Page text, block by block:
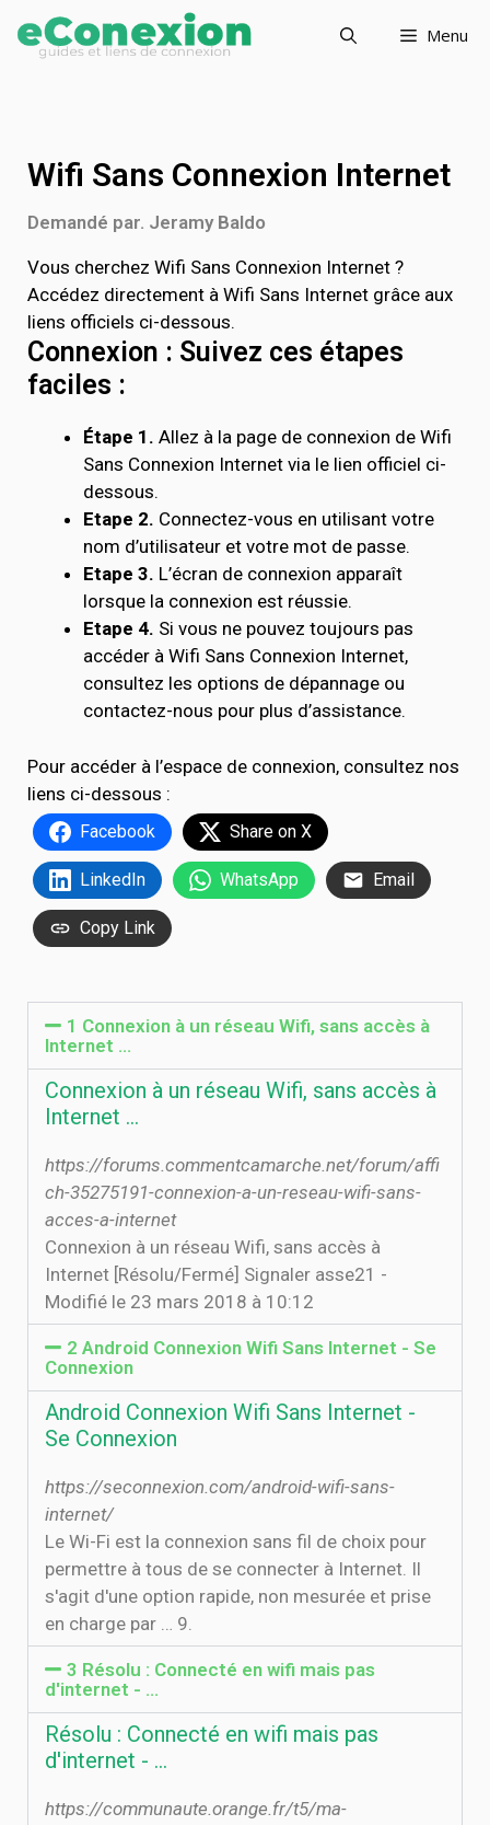
Menu
Wifi Sans Connexion Internet
Demandé par. Jeramy Baldo
Vous cherchez Wifi Sans Connexion Internet ?
Accédez directement à Wifi Sans Internet grâce aux
liens officiels ci-dessous.
Connexion : Suivez ces étapes
faciles :
Étape 1. Allez à la page de connexion de Wifi
Sans Connexion Internet via le lien officiel ci-
dessous.
Etape 2. Connectez-vous en utilisant votre
nom d’utilisateur et votre mot de passe.
Etape 3. L’écran de connexion apparaît
lorsque la connexion est réussie.
Etape 4. Si vous ne pouvez toujours pas
accéder à Wifi Sans Connexion Internet,
consultez les options de dépannage ou
contactez-nous pour plus d’assistance.
Pour accéder à l’espace de connexion, consultez nos
liens ci-dessous :
Facebook Share on X
LinkedIn WhatsApp Email
Copy Link
1 Connexion à un réseau Wifi, sans accès à
Internet …
Connexion à un réseau Wifi, sans accès à
Internet …
https://forums.commentcamarche.net/forum/affi
ch-35275191-connexion-a-un-reseau-wifi-sans-
acces-a-internet
Connexion à un réseau Wifi, sans accès à
Internet [Résolu/Fermé] Signaler asse21 -
Modifié le 23 mars 2018 à 10:12
2 Android Connexion Wifi Sans Internet - Se
Connexion
Android Connexion Wifi Sans Internet -
Se Connexion
https://seconnexion.com/android-wifi-sans-
internet/
Le Wi-Fi est la connexion sans fil de choix pour
permettre à tous de se connecter à Internet. Il
s'agit d'une option rapide, non mesurée et prise
en charge par … 9.
3 Résolu : Connecté en wifi mais pas
d'internet - …
Résolu : Connecté en wifi mais pas
d'internet - …
https://communaute.orange.fr/t5/ma-